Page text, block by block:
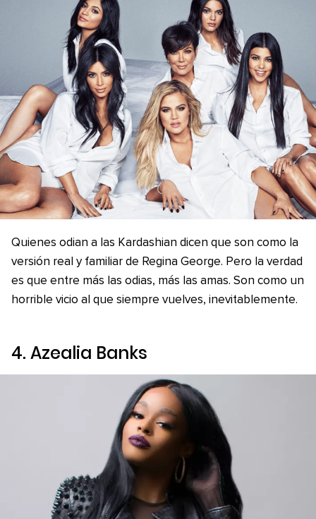
Quienes odian a las Kardashian dicen que son como la
versión real y familiar de Regina George. Pero la verdad
es que entre más las odias, más las amas. Son como un
horrible vicio al que siempre vuelves, inevitablemente.
4. Azealia Banks